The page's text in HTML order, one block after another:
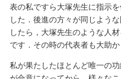
表の私ですら大塚先生に指示
した．後進の方々が同じよう
したら，大塚先生のような人
です．その時の代表者も大助か
私が果たしたほとんど唯一の